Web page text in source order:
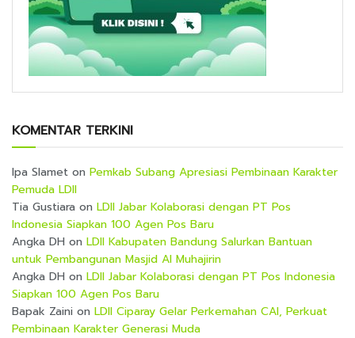
KOMENTAR TERKINI
Ipa Slamet on Pemkab Subang Apresiasi Pembinaan Karakter
Pemuda LDII
Tia Gustiara on LDII Jabar Kolaborasi dengan PT Pos
Indonesia Siapkan 100 Agen Pos Baru
Angka DH on LDII Kabupaten Bandung Salurkan Bantuan
untuk Pembangunan Masjid Al Muhajirin
Angka DH on LDII Jabar Kolaborasi dengan PT Pos Indonesia
Siapkan 100 Agen Pos Baru
Bapak Zaini on LDII Ciparay Gelar Perkemahan CAI, Perkuat
Pembinaan Karakter Generasi Muda